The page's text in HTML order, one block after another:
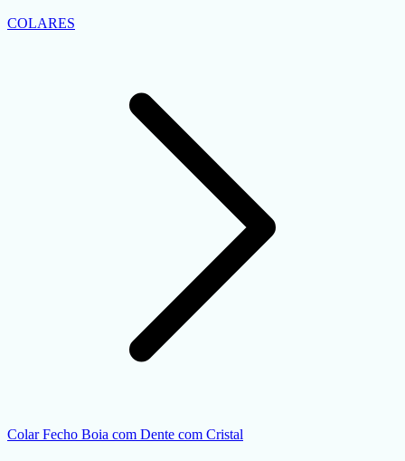
COLARES
Colar Fecho Boia com Dente com Cristal